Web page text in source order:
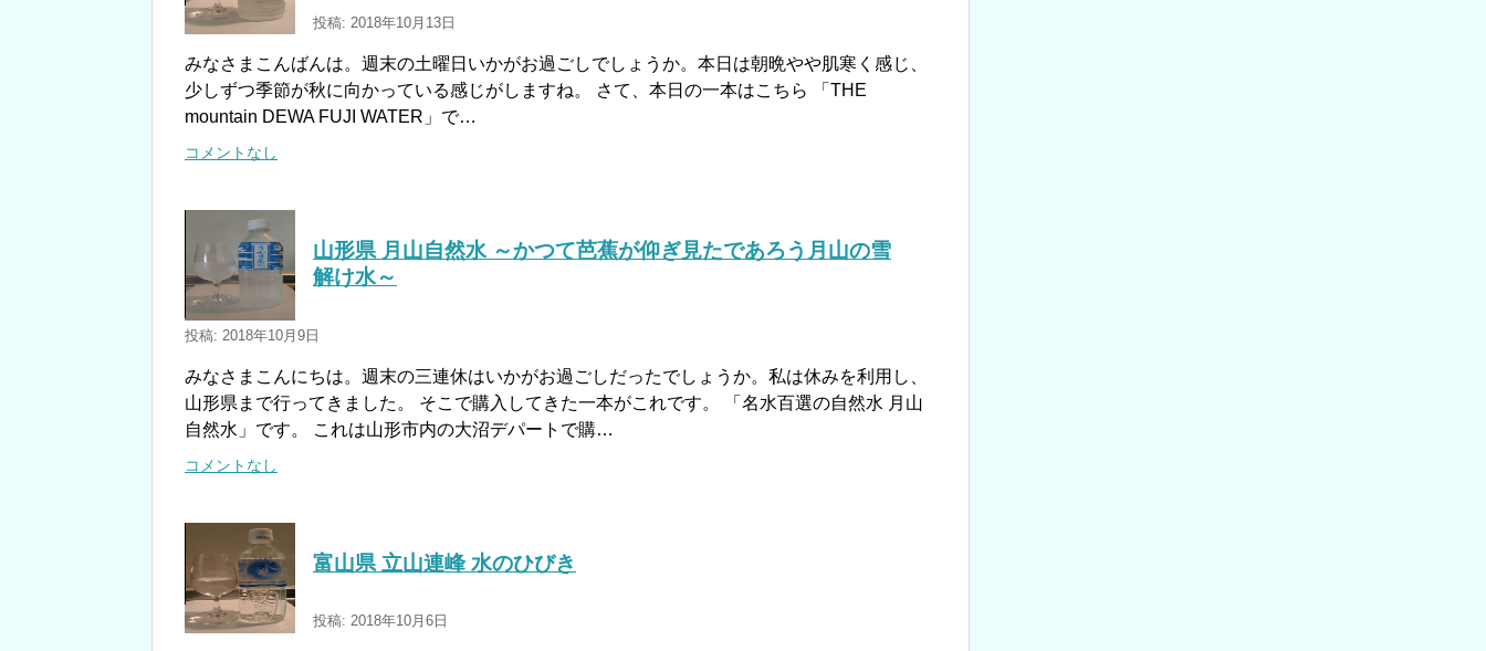
投稿: 2018年10月13日
みなさまこんばんは。週末の土曜日いかがお過ごしでしょうか。本日は朝晩やや肌寒く感じ、
少しずつ季節が秋に向かっている感じがしますね。 さて、本日の一本はこちら 「THE
mountain DEWA FUJI WATER」で…
コメントなし
山形県 月山自然水 ～かつて芭蕉が仰ぎ見たであろう月山の雪
解け水～
投稿: 2018年10月9日
みなさまこんにちは。週末の三連休はいかがお過ごしだったでしょうか。私は休みを利用し、
山形県まで行ってきました。 そこで購入してきた一本がこれです。 「名水百選の自然水 月山
自然水」です。 これは山形市内の大沼デパートで購…
コメントなし
富山県 立山連峰 水のひびき
投稿: 2018年10月6日